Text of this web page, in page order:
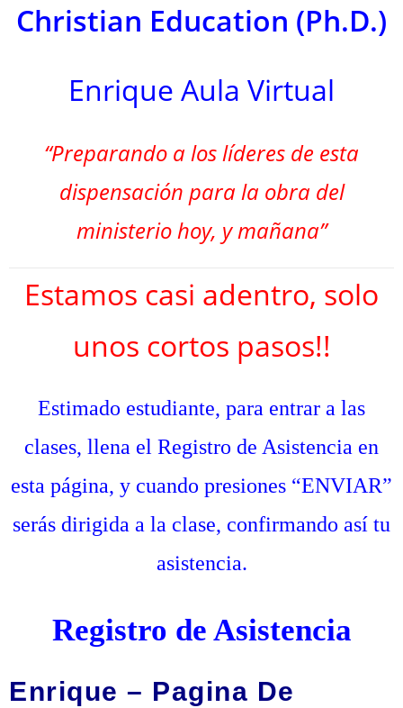
Christian Education (Ph.D.)
Enrique Aula Virtual
“Preparando a los líderes de esta
dispensación para la obra del
ministerio hoy, y mañana”
Estamos casi adentro, solo
unos cortos pasos!!
Estimado estudiante, para entrar a las
clases, llena el Registro de Asistencia en
esta página, y cuando presiones “ENVIAR”
serás dirigida a la clase, confirmando así tu
asistencia.
Registro de Asistencia
Enrique – Pagina De